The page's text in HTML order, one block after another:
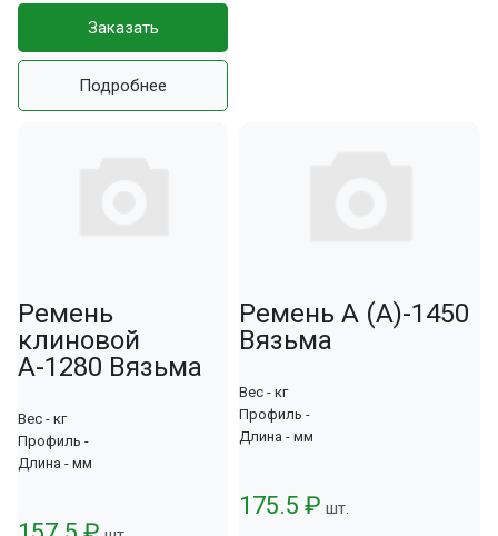
Заказать
Подробнее
Ремень
клиновой
А-1280 Вязьма
Вес - кг
Профиль -
Длина - мм
Ремень А (А)-1450
Вязьма
Вес - кг
Профиль -
Длина - мм
175.5 ₽ шт.